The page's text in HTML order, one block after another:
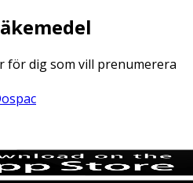
för dig som vill prenumerera